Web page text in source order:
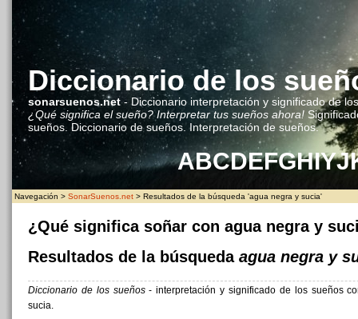
Diccionario de los
sonarsuenos.net- Diccionario interpretación y significado de
¿Qué significa el sueño? Interpretar tus sueños ahora!
sueños. Diccionario de sueños. Interpretación de sueños.
ABCDEFGHIYJ
Navegación > SonarSuenos.net > Resultados de la búsqueda 'agua negra y sucia'
¿Qué significa soñar con agua negra y
Resultados de la búsqueda agua negra y
Diccionario de los sueños- interpretación y significado de los sueños
sucia.